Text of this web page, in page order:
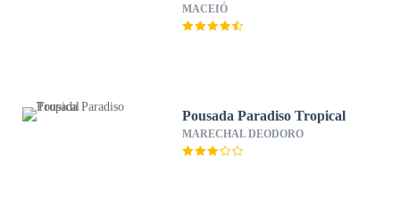
MACEIÓ
Pousada Paradiso Tropical
MARECHAL DEODORO